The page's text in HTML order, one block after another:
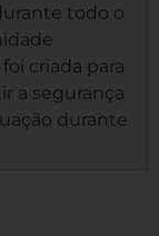
todo o
criada para
a segurança
durante